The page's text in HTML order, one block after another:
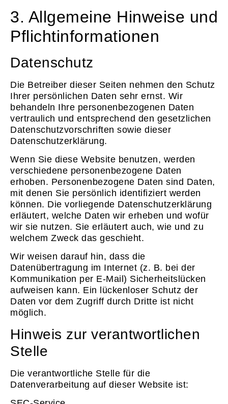
3. Allgemeine Hinweise und
Pflicht­informationen
Datenschutz
Die Betreiber dieser Seiten nehmen den Schutz
Ihrer persönlichen Daten sehr ernst. Wir
behandeln Ihre personenbezogenen Daten
vertraulich und entsprechend den gesetzlichen
Datenschutzvorschriften sowie dieser
Datenschutzerklärung.
Wenn Sie diese Website benutzen, werden
verschiedene personenbezogene Daten
erhoben. Personenbezogene Daten sind Daten,
mit denen Sie persönlich identifiziert werden
können. Die vorliegende Datenschutzerklärung
erläutert, welche Daten wir erheben und wofür
wir sie nutzen. Sie erläutert auch, wie und zu
welchem Zweck das geschieht.
Wir weisen darauf hin, dass die
Datenübertragung im Internet (z. B. bei der
Kommunikation per E-Mail) Sicherheitslücken
aufweisen kann. Ein lückenloser Schutz der
Daten vor dem Zugriff durch Dritte ist nicht
möglich.
Hinweis zur verantwortlichen
Stelle
Die verantwortliche Stelle für die
Datenverarbeitung auf dieser Website ist: